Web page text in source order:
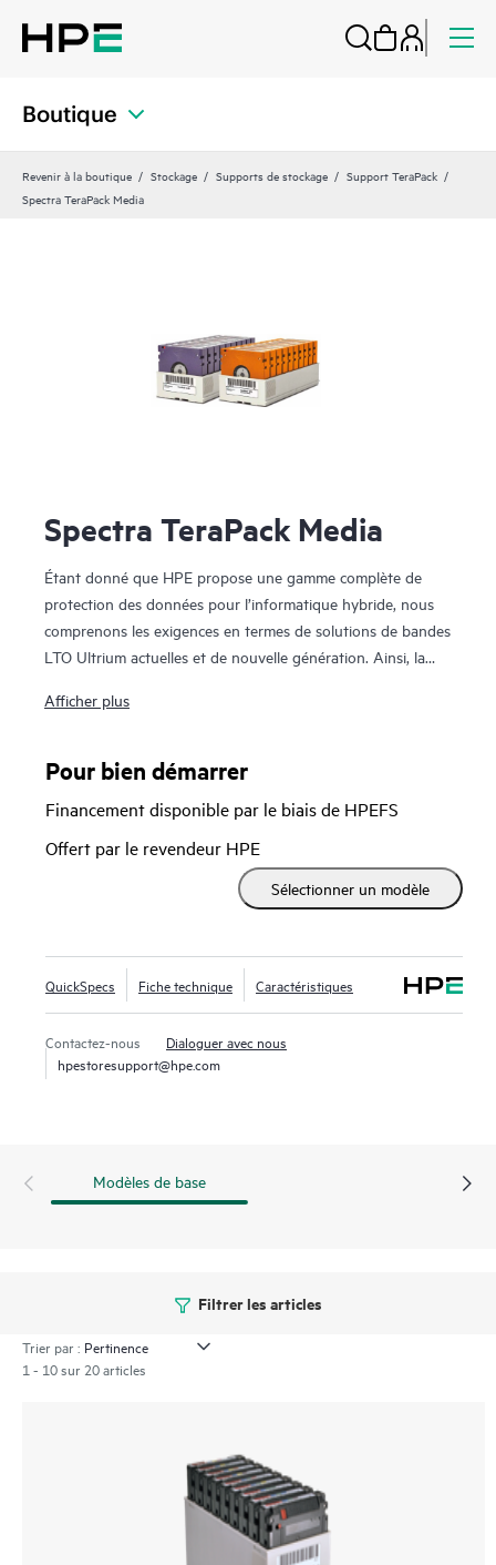
Boutique
Revenir à la boutique Stockage Supports de stockage
Support TeraPack
Spectra TeraPack Media
Spectra TeraPack Media
Étant donné que HPE propose une gamme complète de
protection des données pour l’informatique hybride, nous
comprenons les exigences en termes de solutions de bandes
LTO Ultrium actuelles et de nouvelle génération. Ainsi, la
la conservation à long terme des données d’archivage ainsi
catastrophes naturelles, les interruptions de réseau ou
malveillants. Les supports Spectra TeraPack sont conçus
pour que les clients soient certains de disposer des solutions
de stockage sur bande les plus fiables et automatisées
disponibles. Notre approche met l’accent sur les
Afficher plus
Pour bien démarrer
Financement disponible par le biais de HPEFS
Offert par le revendeur HPE
Sélectionner un modèle
QuickSpecs Fiche technique Caractéristiques
Contactez-nous
Dialoguer avec nous
hpestoresupport@hpe.com
Modèles de base
Filtrer les articles
Trier par :
1 - 10 sur 20 articles